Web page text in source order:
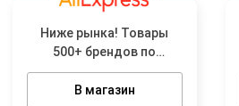
Ниже рынка! Товары
500+ брендов по
проверенным низким
ценам
В магазин